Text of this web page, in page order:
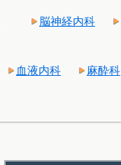
脳神経内科
血液内科 麻酔科